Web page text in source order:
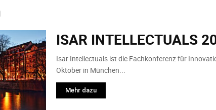
ISAR INTELLECTUALS
Isar Intellectuals ist die Fachkonferenz für
Oktober in München...
Mehr dazu